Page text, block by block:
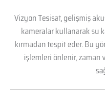
Vizyon Tesisat, gelişmiş
kameralar kullanarak su
kırmadan tespit eder. Bu
işlemleri önlenir, zaman